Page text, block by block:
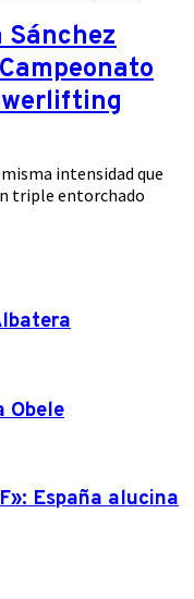
Sánchez
intensidad que
triple entorchado
Obele
España alucina